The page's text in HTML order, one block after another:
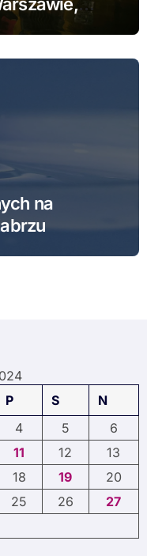
na
P S
N
4 5
6
11 12
13
18 19
20
25 26
27